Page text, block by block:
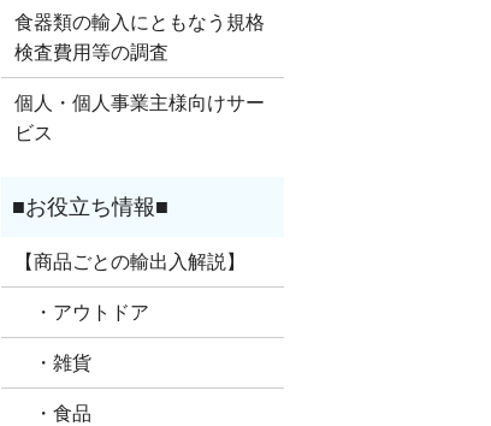
食器類の輸入にともなう規格
検査費用等の調査
個人・個人事業主様向けサー
ビス
【商品ごとの輸出入解説】
・アウトドア
・雑貨
・食品